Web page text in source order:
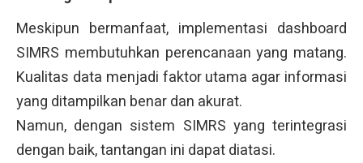
Meskipun bermanfaat, implementasi dashboard
SIMRS membutuhkan perencanaan yang matang.
Kualitas data menjadi faktor utama agar informasi
yang ditampilkan benar dan akurat.
Namun, dengan sistem SIMRS yang terintegrasi
dengan baik, tantangan ini dapat diatasi.